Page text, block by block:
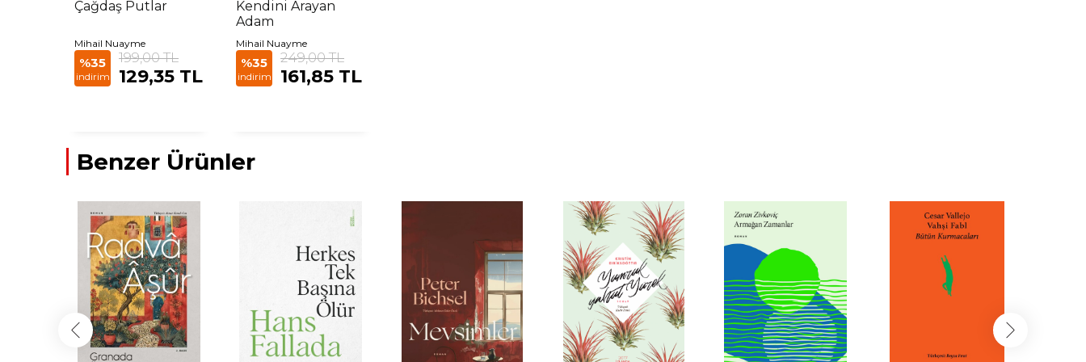
Çağdaş Putlar
Mihail Nuayme
%35
indirim
199,00 TL
129,35 TL
Kendini Arayan
Adam
Mihail Nuayme
%35
indirim
249,00 TL
161,85 TL
Benzer Ürünler